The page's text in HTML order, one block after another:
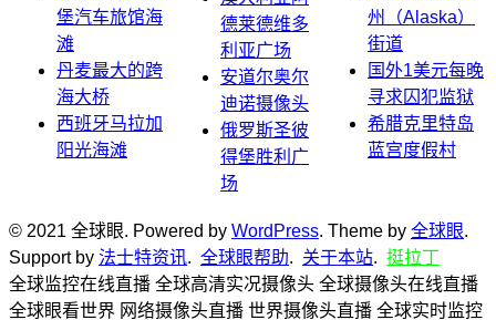
堡汽车旅馆海
滩
丹麦最大的跨
海大桥
西班牙马拉加
阳光海滩
德莱德维多
利亚广场
安道尔奥尔
迪诺摄像头
俄罗斯圣彼
得堡胜利广
场
州（Alaska）
街道
国外1美元每晚
寻求囚犯监狱
希腊克里特岛
蓝宫度假村
© 2021 全球眼. Powered by WordPress. Theme by 全球眼.
Support by 法士特资讯. 全球眼帮助. 关于本站. 挺拉丁
全球监控在线直播 全球高清实况摄像头 全球摄像头在线直播
全球眼看世界 网络摄像头直播 世界摄像头直播 全球实时监控